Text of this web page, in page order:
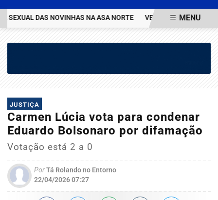
DAS NOVINHAS NA ASA NORTE VEJA QUEM ÉO VALENTÃO
MENU
JUSTIÇA
Carmen Lúcia vota para condenar
Eduardo Bolsonaro por difamação
Votação está 2 a 0
PorTá Rolando no Entorno
22/04/2026 07:27